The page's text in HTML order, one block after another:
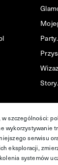
w szczególności:
wykorzystywanie
serwisu
eksploracji,
systemów